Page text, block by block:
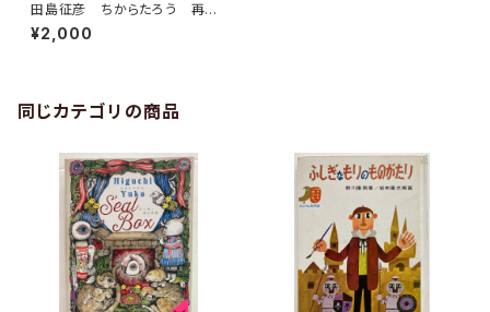
田島征彦 ちからたろう 再
話・小沢正 ドレミPhone 童
謡EP付き 千趣会
¥2,000
同じカテゴリの商品